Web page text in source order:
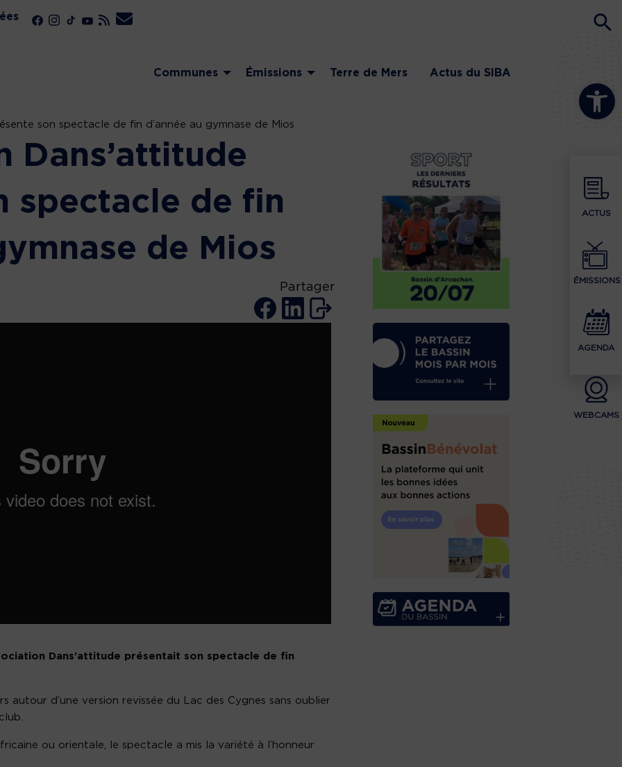
Ouvrir la
ACTUS
ÉMISSIONS
AGENDA
WEBCAMS
Communes Émissions Terre de Mers Actus du SIBA
son spectacle de fin d’année au gymnase de Mios
Dans’attitude
spectacle de fin
de Mios
Partager
Dans’attitude présentait son spectacle de fin
autour d’une version revissée du Lac des Cygnes sans oublier
ou orientale, le spectacle a mis la variété à l’honneur